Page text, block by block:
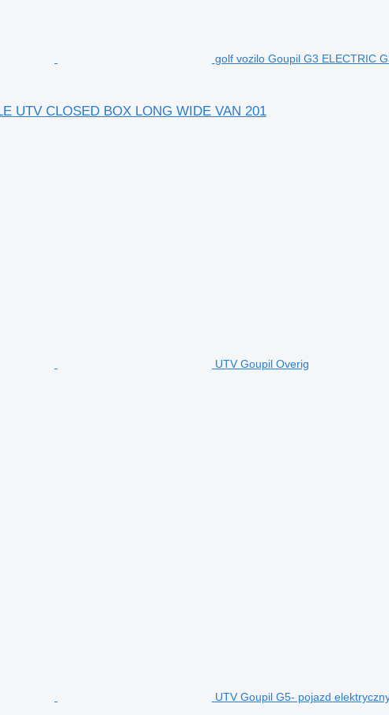
golf vozilo Goupil G3 ELECTRIC
UTV CLOSED BOX LONG WIDE VAN 201
UTV Goupil Overig
UTV Goupil G5- pojazd